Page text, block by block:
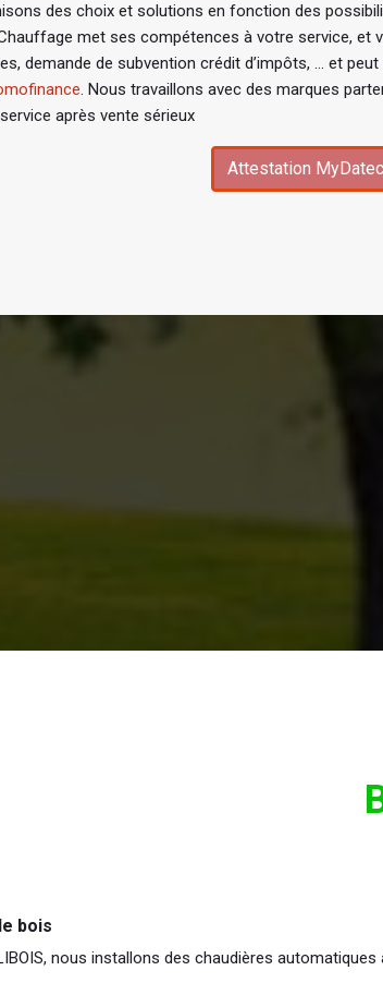
des choix et solutions en fonction des
met ses compétences à votre service, et
demande de subvention crédit d’impôts, ... et
. Nous travaillons avec des marques
après vente sérieux
Attestation MyDatec
bois
nous installons des chaudières